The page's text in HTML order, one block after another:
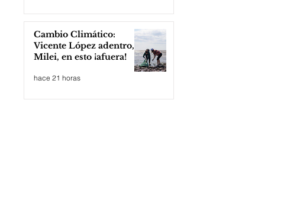
Cambio Climático:
Vicente López adentro,
Milei, en esto ¡afuera!
hace 21 horas